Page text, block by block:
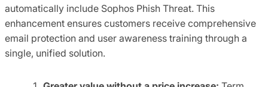
automatically include Sophos Phish Threat. This
enhancement ensures customers receive comprehensive
email protection and user awareness training through a
single, unified solution.